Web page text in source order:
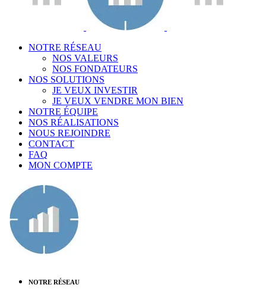
NOTRE RÉSEAU
NOS VALEURS
NOS FONDATEURS
NOS SOLUTIONS
JE VEUX INVESTIR
JE VEUX VENDRE MON BIEN
NOTRE ÉQUIPE
NOS RÉALISATIONS
NOUS REJOINDRE
CONTACT
FAQ
MON COMPTE
NOTRE RÉSEAU